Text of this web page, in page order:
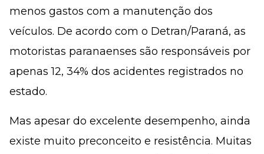
menos gastos com a manutenção dos
veículos. De acordo com o Detran/Paraná, as
motoristas paranaenses são responsáveis por
apenas 12, 34% dos acidentes registrados no
estado.
Mas apesar do excelente desempenho, ainda
existe muito preconceito e resistência. Muitas